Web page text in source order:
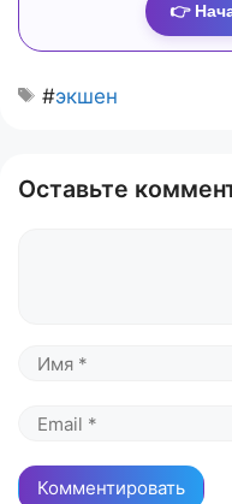
👉
#экшен
Оставьте
Имя
Email